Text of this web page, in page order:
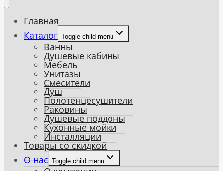
Главная
Каталог Toggle child menu
Ванны
Душевые кабины
Мебель
Унитазы
Смесители
Душ
Полотенцесушители
Раковины
Душевые поддоны
Кухонные мойки
Инсталляции
Товары со скидкой
О нас Toggle child menu